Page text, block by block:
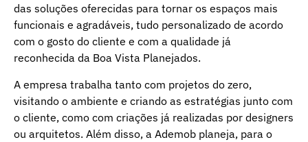
das soluções oferecidas para tornar os espaços mais
funcionais e agradáveis, tudo personalizado de acordo
com o gosto do cliente e com a qualidade já
reconhecida da Boa Vista Planejados.
A empresa trabalha tanto com projetos do zero,
visitando o ambiente e criando as estratégias junto com
o cliente, como com criações já realizadas por designers
ou arquitetos. Além disso, a Ademob planeja, para o